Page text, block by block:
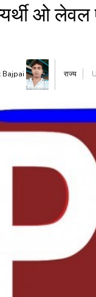
ओ लेवल
Bajpai राज्य